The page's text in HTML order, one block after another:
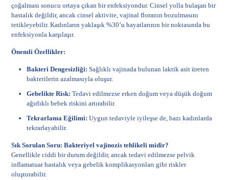
çoğalması sonucu ortaya çıkan bir enfeksiyondur. Cinsel yolla bulaşan bir
hastalık değildir, ancak cinsel aktivite, vajinal floranın bozulmasını
tetikleyebilir. Kadınların yaklaşık %30’u hayatlarının bir noktasında bu
enfeksiyonla karşılaşır.
Önemli Özellikler:
Bakteri Dengesizliği: Sağlıklı vajinada bulunan laktik asit üreten
bakterilerin azalmasıyla oluşur.
Gebelikte Risk: Tedavi edilmezse erken doğum veya düşük doğum
ağırlıklı bebek riskini artırabilir.
Tekrarlama Eğilimi: Uygun tedaviyle iyileşse de, bazı kadınlarda
tekrarlayabilir.
Sık Sorulan Soru: Bakteriyel vajinozis tehlikeli midir?
Genellikle ciddi bir durum değildir, ancak tedavi edilmezse pelvik
inflamatuar hastalık veya gebelik komplikasyonları gibi riskler
oluşturabilir.